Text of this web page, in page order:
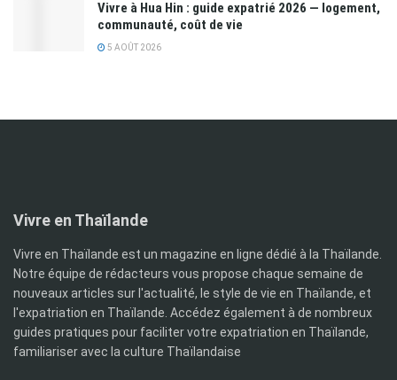
Vivre à Hua Hin : guide expatrié 2026 — logement,
communauté, coût de vie
5 AOÛT 2026
Vivre en Thaïlande
Vivre en Thaïlande est un magazine en ligne dédié à la Thaïlande.
Notre équipe de rédacteurs vous propose chaque semaine de
nouveaux articles sur l'actualité, le style de vie en Thaïlande, et
l'expatriation en Thaïlande. Accédez également à de nombreux
guides pratiques pour faciliter votre expatriation en Thaïlande,
familiariser avec la culture Thaïlandaise